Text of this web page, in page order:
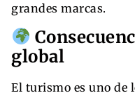
grandes marcas.
global
El turismo es uno de